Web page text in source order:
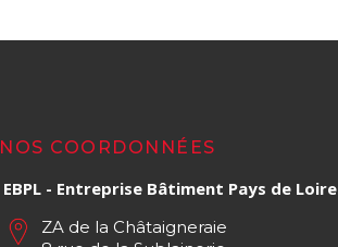
NOS COORDONNÉES
EBPL - Entreprise Bâtiment Pays de Loire
ZA de la Châtaigneraie